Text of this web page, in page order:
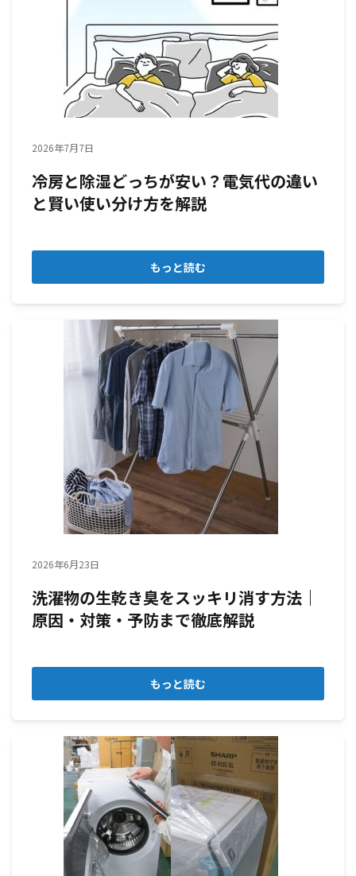
2026年7月7日
冷房と除湿どっちが安い？電気代の違い
と賢い使い分け方を解説
もっと読む
2026年6月23日
洗濯物の生乾き臭をスッキリ消す方法｜
原因・対策・予防まで徹底解説
もっと読む